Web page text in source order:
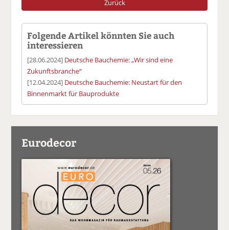
Zurück
Folgende Artikel könnten Sie auch
interessieren
[28.06.2024] Deutsche Bauchemie: „Wir sind eine
Zukunftsbranche“
[12.04.2024] Deutsche Bauchemie: Neustart für den
Binnenmarkt für Bauprodukte
Eurodecor